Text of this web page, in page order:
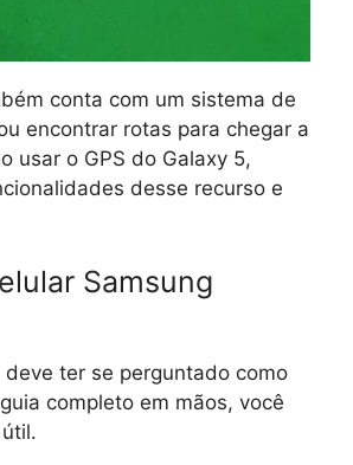
conta com um sistema de
encontrar rotas para chegar a
usar o GPS do Galaxy 5,
desse recurso e
Samsung
ter se perguntado como
completo em mãos, você